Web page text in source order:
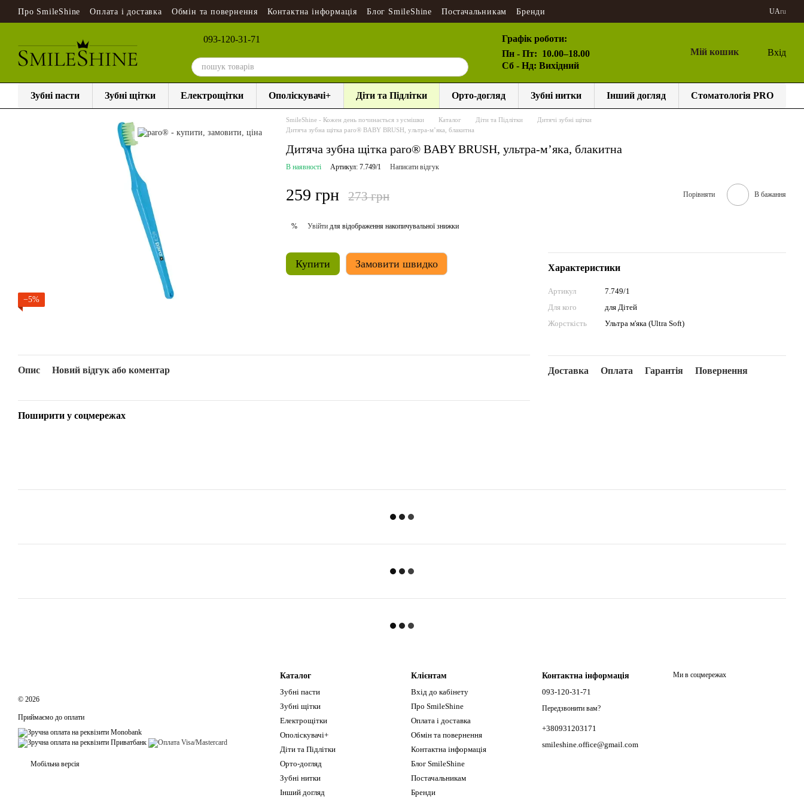
Перейти до основного контенту
Про SmileShine Оплата і доставка Обмін та повернення Контактна інформація Блог SmileShine Постачальникам Бренди UAru
093-120-31-71
Графік роботи:
Пн - Пт: 10.00–18.00
Сб - Нд: Вихідний
Мій кошик Вхід
Зубні пасти Зубні щітки Електрощітки Ополіскувачі+ Діти та Підлітки Орто-догляд Зубні нитки Інший догляд Стоматологія PRO
−5%
SmileShine - Кожен день починається з усмішки Каталог Діти та Підлітки
Дитячі зубні щітки
Дитяча зубна щітка paro® BABY BRUSH, ультра-м’яка, блакитна
Дитяча зубна щітка paro® BABY BRUSH, ультра-м’яка, блакитна
В наявності Артикул: 7.749/1 Написати відгук
259 грн 273 грн Порівняти В бажання
% Увійти для відображення накопичувальної знижки
Купити Замовити швидко Характеристики
Артикул
7.749/1
Для кого
для Дітей
Жорсткість
Ультра м'яка (Ultra Soft)
Доставка Оплата Гарантія Повернення
Опис Новий відгук або коментар
Поширити у соцмережах
© 2026
Приймаємо до оплати
Мобільна версія
Каталог
Зубні пасти
Зубні щітки
Електрощітки
Ополіскувачі+
Діти та Підлітки
Орто-догляд
Зубні нитки
Інший догляд
Клієнтам
Вхід до кабінету
Про SmileShine
Оплата і доставка
Обмін та повернення
Контактна інформація
Блог SmileShine
Постачальникам
Бренди
Контактна інформація
093-120-31-71
Передзвонити вам?
+380931203171
smileshine.office@gmail.com
Ми в соцмережах